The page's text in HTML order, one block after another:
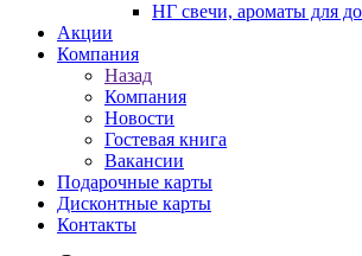
НГ свечи, ароматы для
Акции
Компания
Назад
Компания
Новости
Гостевая книга
Вакансии
Подарочные карты
Дисконтные карты
Контакты